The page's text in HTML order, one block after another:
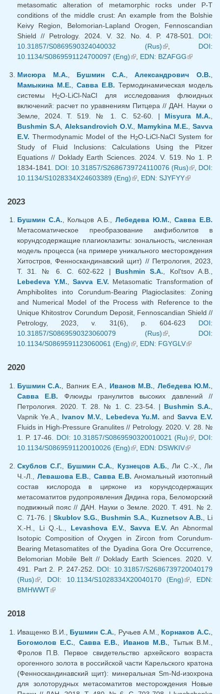
metasomatic alteration of metamorphic rocks under P-T
conditions of the middle crust: An example from the Bolshie
Keivy Region, Belomorian-Lapland Orogen, Fennoscandian
Shield // Petrology. 2024. V. 32. No. 4. P. 478-501. DOI:
10.31857/S0869590324040032 (Rus)(link is external)
, DOI:
10.1134/S0869591124700097 (Eng)(link is external)
EDN: BZAFGG(link is
Мисюра М.А.
Бушмин С.А. ,Александрович О.В.
Мамыкина М.Е.
Савва Е.В. Термодинамическая модель
системы H2О-LiCl-NaCl для исследования флюидных
включений: расчет по уравнениям Питцера // ДАН. Науки о
Земле, 2024. Т. 519. № 1. С. 52-60. | Misyura M.A.
Bushmin S.A, Aleksandrovich O.V. Mamykina M.E.
Savva
E.V. Thermodynamic Model of the H2O-LiCl-NaCl System for
Study of Fluid Inclusions: Calculations Using the Pitzer
Equations // Doklady Earth Sciences. 2024. V. 519. No 1. P.
1834-1841. DOI: 10.31857/S2686739724110076 (Rus)(link is
external)
DOI:
10.1134/S1028334X24603389 (Eng)(link is external)
EDN: SJYFYY(link is
2023
Бушмин С.А., Кольцов А.Б., Лебедева Ю.М.,Савва Е.В.
Метасоматическое преобразование амфиболитов в
корундсодержащие плагиоклазиты: зональность, численная
модель процесса (на примере уникального месторождения
Хитостров, Фенноскандинавский щит) // Петрология, 2023,
Т. 31. № 6. С. 602-622 | Bushmin S.A., Kol'tsov A.B.,
Lebedeva Y.M., Savva E.V. Metasomatic Transformation of
Amphibolites into Corundum-Bearing Plagioclasites: Zoning
and Numerical Model of the Process with Reference to the
Unique Khitostrov Corundum Deposit, Fennoscandian Shield //
Petrology, 2023, v. 31(6), p. 604-623 DOI:
10.31857/S0869590323060079 (Rus)(link is external)
, DOI:
10.1134/S0869591123060061 (Eng)(link is external)
, EDN: FGYGLV(link is
2020
Бушмин С.А. , Вапник Е.А., Иванов М.В. Лебедева Ю.М.
Савва Е.В. Флюиды гранулитов высоких давлений //
Петрология. 2020. Т. 28. № 1. С. 23-54. | Bushmin S.A.
Vapnik Ye.A., Ivanov M.V. Lebedeva Yu.M. andSavva E.V.
Fluids in High-Pressure Granulites // Petrology. 2020. V. 28. №
1. P. 17-46. DOI: 10.31857/S0869590320010021 (Ru)(link is
external)
, DOI:
10.1134/S0869591120010026 (Eng)(link is external)
EDN: DSWKIV(link is
Скублов С.Г.
Бушмин С.А. Кузнецов А.Б. , Ли С.-Х., Ли
Ч.-Л., Левашова Е.В. ,Савва Е.В. Аномальный изотопный
состав кислорода в цирконе из корундсодержащих
метасоматитов рудопроявления Дядина гора, Беломорский
подвижный пояс // ДАН. Науки о Земле. 2020. Т. 491. № 2.
С. 71-76. | Skublov S.G. Bushmin S.A. Kuznetsov A.B. , Li
X.-H., Li Q.-L., Levashova E.V. ,Savva E.V. An Abnormal
Isotopic Composition of Oxygen in Zircon from Corundum-
Bearing Metasomatites of the Dyadina Gora Ore Occurrence,
Belomorian Mobile Belt // Doklady Earth Sciences. 2020. V.
491. Part 2. P. 247-252. DOI: 10.31857/S2686739720040179
(Rus)(link is external)
DOI: 10.1134/S1028334X20040170 (Eng)(link is
, EDN:
BMHWWT(link is external)
2018
Иващенко В.И., Бушмин С.А. , Ручьев А.М., Корнаков А.С.
Богомолов Е.С.
Савва Е.В. Иванов М.В. , Тытык В.М.,
Фролов П.В. Первое свидетельство архейского возраста
орогенного золота в российской части Карельского кратона
(Фенноскандинавский щит): минеральная Sm-Nd-изохрона
для золоторудных метасоматитов месторождения Новые